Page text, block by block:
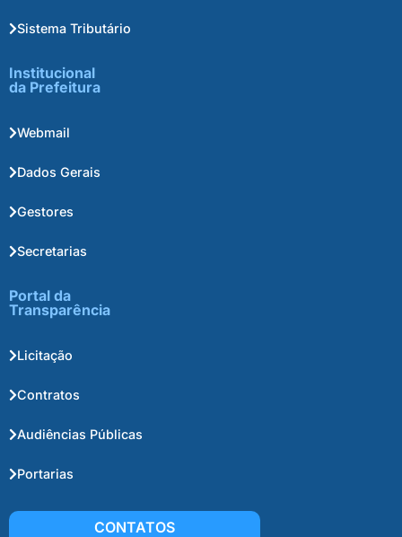
Sistema Tributário
Institucional
da Prefeitura
Webmail
Dados Gerais
Gestores
Secretarias
Portal da
Transparência
Licitação
Contratos
Audiências Públicas
Portarias
CONTATOS